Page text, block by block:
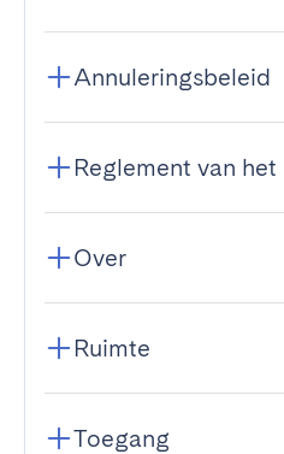
Annuleringsbeleid
Reglement van
Over
Ruimte
Toegang